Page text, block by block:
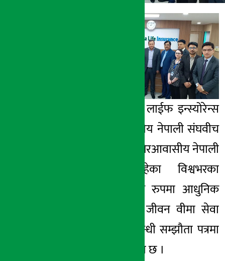
काठमाडौं – सानिमा लाईफ इन्स्योरेन्स
लिमिटेड र गैरआवासीय नेपाली संघवीच
सम्झौता भएको छ । गैरआवासीय नेपाली
संघ संस्थामा रहेका विश्वभरका
सदस्यहरुलाई सुलभ रुपमा आधुनिक
स्तरको प्रविधि युक्त जीवन वीमा सेवा
उपलब्ध गराउने सम्वन्धी सम्झौता पत्रमा
हस्ताक्षर सम्पन्न भएको छ ।